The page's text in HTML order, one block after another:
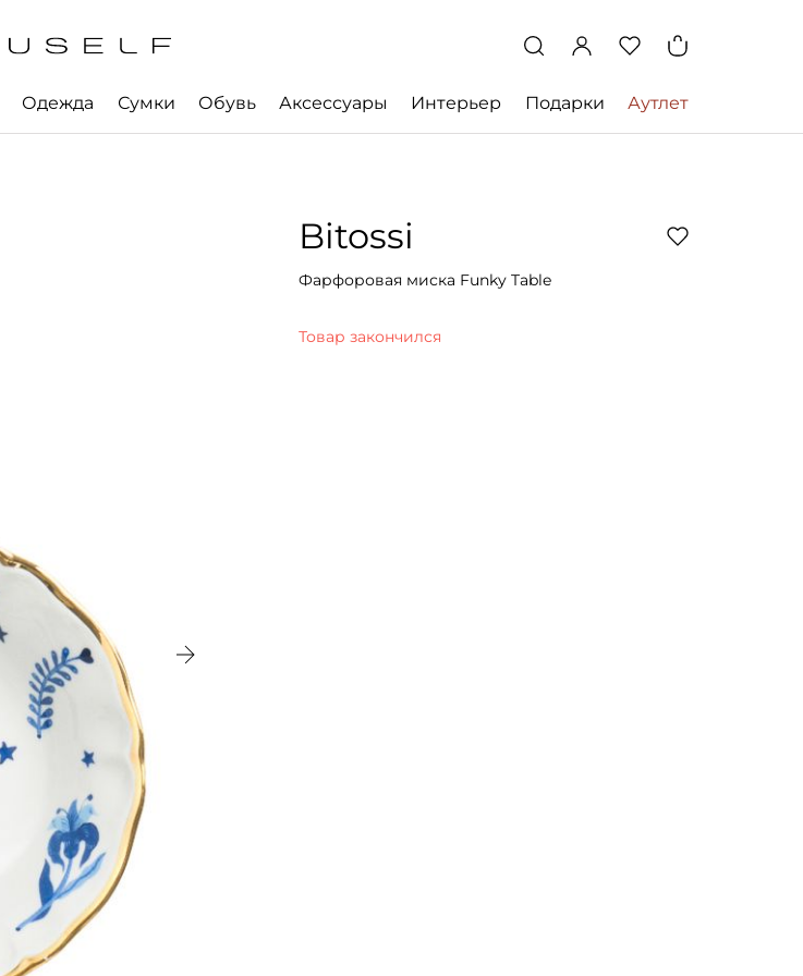
Одежда Сумки Обувь Аксессуары Интерьер Подарки Аутлет
Bitossi
Фарфоровая миска Funky Table
Товар закончился